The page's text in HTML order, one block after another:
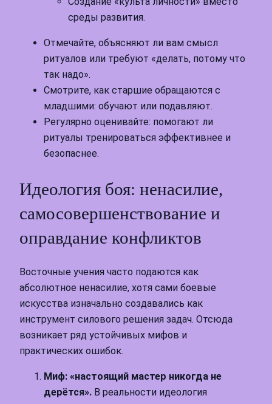
среды развития.
Отмечайте, объясняют ли вам смысл
ритуалов или требуют «делать, потому что
так надо».
Смотрите, как старшие обращаются с
младшими: обучают или подавляют.
Регулярно оценивайте: помогают ли
ритуалы тренироваться эффективнее и
безопаснее.
Идеология боя: ненасилие,
самосовершенствование и
оправдание конфликтов
Восточные учения часто подаются как
абсолютное ненасилие, хотя сами боевые
искусства изначально создавались как
инструмент силового решения задач. Отсюда
возникает ряд устойчивых мифов и
практических ошибок.
Миф: «настоящий мастер никогда не
дерётся». В реальности идеология